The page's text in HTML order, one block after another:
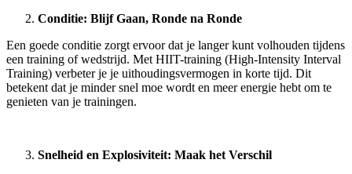
Conditie: Blijf Gaan, Ronde na Ronde
Een goede conditie zorgt ervoor dat je langer kunt volhouden tijdens
een training of wedstrijd. Met HIIT-training (High-Intensity Interval
Training) verbeter je je uithoudingsvermogen in korte tijd. Dit
betekent dat je minder snel moe wordt en meer energie hebt om te
genieten van je trainingen.
Snelheid en Explosiviteit: Maak het Verschil